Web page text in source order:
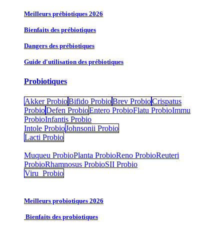
Meilleurs prébiotiques 2026
Bienfaits des prébiotiques
Dangers des prébiotiques
Guide d'utilisation des prébiotiques
Probiotiques
Akker ProbioBifido ProbioBrev ProbioCrispatus
ProbioDefen ProbioEntero Probio​Flatu Probio​Immu
ProbioInfantis Probio
Intole ProbioJohnsonii Probio
Lacti Probio
Muqueu ProbioPlanta ProbioReno ProbioReuteri
ProbioRhamnosus ProbioSII Probio
Viru Probio
Meilleurs probiotiques 2026
Bienfaits des probiotiques